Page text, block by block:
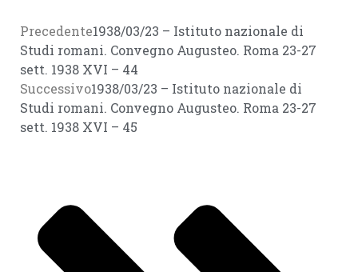
Precedente1938/03/23 – Istituto nazionale di
Studi romani. Convegno Augusteo. Roma 23-27
sett. 1938 XVI – 44
Successivo1938/03/23 – Istituto nazionale di
Studi romani. Convegno Augusteo. Roma 23-27
sett. 1938 XVI – 45